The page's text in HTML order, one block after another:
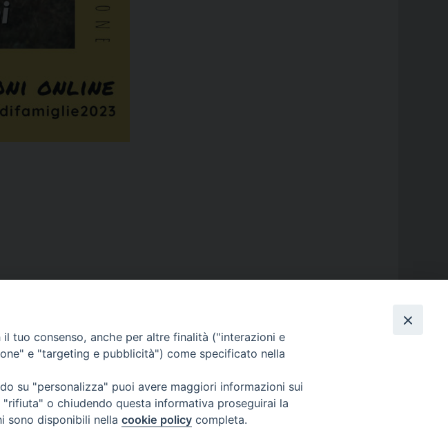
GALLERIE VIDEO
tuo consenso, anche per altre finalità ("interazioni e
e "targeting e pubblicità") come specificato nella
su "personalizza" puoi avere maggiori informazioni sui
o chiudendo questa informativa proseguirai la
sono disponibili nella cookie policy completa.